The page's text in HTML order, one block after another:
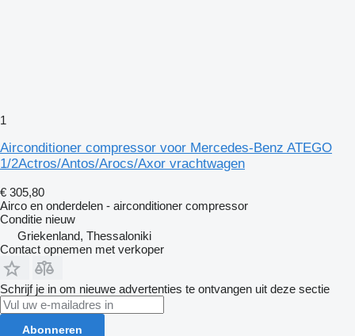
1
Airconditioner compressor voor Mercedes-Benz ATEGO
1/2Actros/Antos/Arocs/Axor vrachtwagen
€ 305,80
Airco en onderdelen - airconditioner compressor
Conditie nieuw
Griekenland, Thessaloniki
Contact opnemen met verkoper
Schrijf je in om nieuwe advertenties te ontvangen uit deze sectie
Abonneren